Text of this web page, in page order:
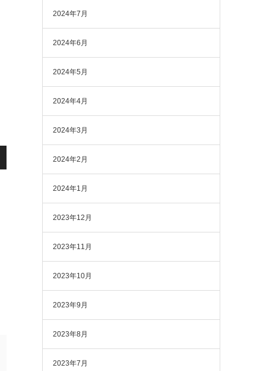
2024年7月
2024年6月
2024年5月
2024年4月
2024年3月
2024年2月
2024年1月
2023年12月
2023年11月
2023年10月
2023年9月
2023年8月
2023年7月